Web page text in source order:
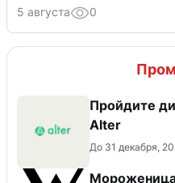
5 августа 0
Пройдите
Alter
До 31 декабря,
Мороженица